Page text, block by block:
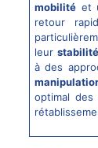
mobilité et
retour
leur
à des
optimal des